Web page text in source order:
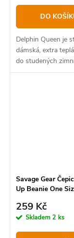
DO
Delphin Queen je
dámská, extra
do studených
Díky svému
Savage Gear
Up Beanie One
259 Kč
Skladem 2 ks